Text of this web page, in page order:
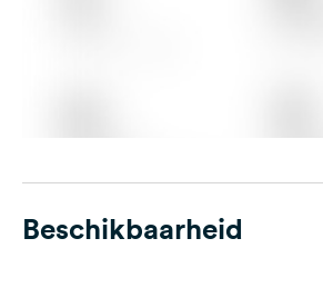
Beschikbaarheid